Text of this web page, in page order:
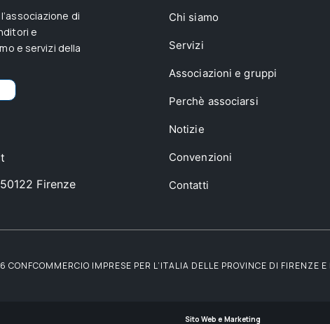
di
e
e servizi della
Firenze
Chi siamo
Servizi
Associazioni e gruppi
Perchè associarsi
Notizie
Convenzioni
Contatti
CONFCOMMERCIO IMPRESE PER L’ITALIA DELLE PROVINCE DI FIRENZE
Sito Web e Marketing